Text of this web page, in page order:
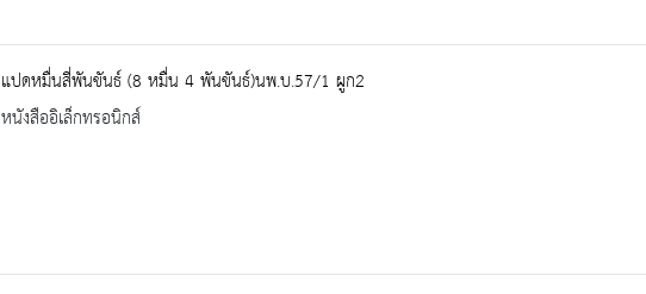
แปดหมื่นสี่พันขันธ์ (8 หมื่น 4 พันขันธ์)นพ.บ.57/1 ผูก2
หนังสืออิเล็กทรอนิกส์